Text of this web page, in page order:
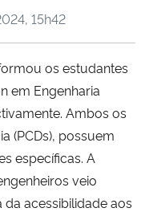
15h42
os estudantes
em Engenharia
Ambos os
(PCDs), possuem
específicas. A
veio
acessibilidade aos